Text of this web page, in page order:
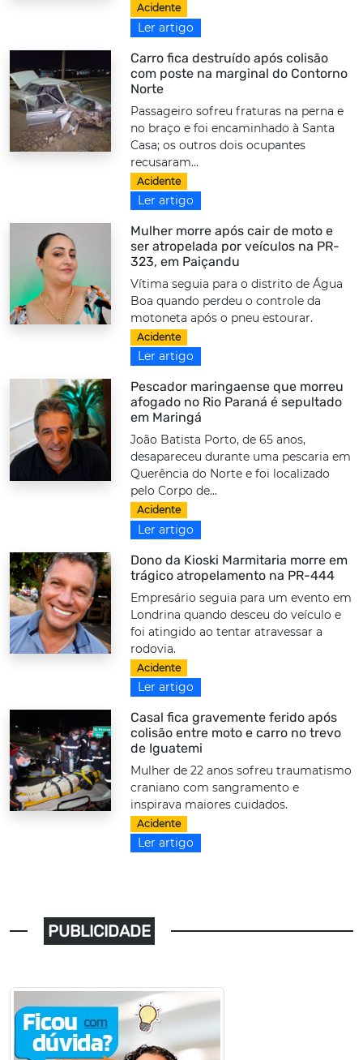
Acidente
Ler artigo
Carro fica destruído após colisão
com poste na marginal do Contorno
Norte
Passageiro sofreu fraturas na perna e
no braço e foi encaminhado à Santa
Casa; os outros dois ocupantes
recusaram...
Acidente
Ler artigo
Mulher morre após cair de moto e
ser atropelada por veículos na PR-
323, em Paiçandu
Vítima seguia para o distrito de Água
Boa quando perdeu o controle da
motoneta após o pneu estourar.
Acidente
Ler artigo
Pescador maringaense que morreu
afogado no Rio Paraná é sepultado
em Maringá
João Batista Porto, de 65 anos,
desapareceu durante uma pescaria em
Querência do Norte e foi localizado
pelo Corpo de...
Acidente
Ler artigo
Dono da Kioski Marmitaria morre em
trágico atropelamento na PR-444
Empresário seguia para um evento em
Londrina quando desceu do veículo e
foi atingido ao tentar atravessar a
rodovia.
Acidente
Ler artigo
Casal fica gravemente ferido após
colisão entre moto e carro no trevo
de Iguatemi
Mulher de 22 anos sofreu traumatismo
craniano com sangramento e
inspirava maiores cuidados.
Acidente
Ler artigo
PUBLICIDADE